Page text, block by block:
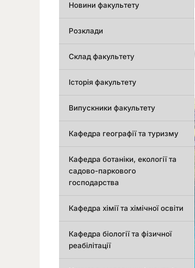
Новини факультету
Розклади
Склад факультету
Історія факультету
Випускники факультету
Кафедра географії та туризму
Кафедра ботаніки, екології та
садово-паркового
господарства
Кафедра хімії та хімічної освіти
Кафедра біології та фізичної
реабілітації